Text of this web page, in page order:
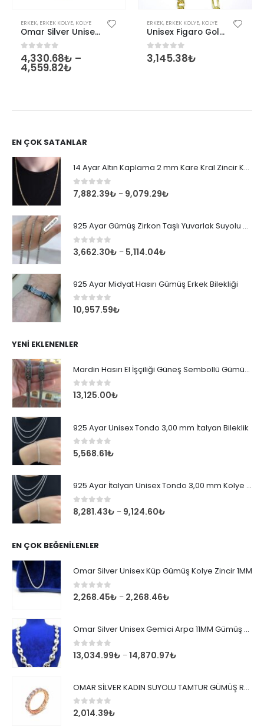
ERKEK, ERKEK KOLYE, KOLYE
Omar Silver Unisex Top 2,5 MM Gold Altın Kaplama Gümüş Kolye Zincir Omr7999
0out of 5
4,330.68₺ –
4,559.82₺
ERKEK, ERKEK KOLYE, KOLYE
Unisex Figaro Gold Altın Kaplama 925 Ayar Gümüş Zincir
0out of 5
3,145.38₺
EN ÇOK SATANLAR
14 Ayar Altın Kaplama 2 mm Kare Kral Zincir Kolye
0 out of 5
7,882.39₺ – 9,079.29₺
925 Ayar Gümüş Zirkon Taşlı Yuvarlak Suyolu Bileklik
0 out of 5
3,662.30₺ – 5,114.04₺
925 Ayar Midyat Hasırı Gümüş Erkek Bilekliği
0out of 5
10,957.59₺
YENI EKLENENLER
Mardin Hasırı El İşçiliği Güneş Sembollü Gümüş Erkek Bileklik
0out of 5
13,125.00₺
925 Ayar Unisex Tondo 3,00 mm İtalyan Bileklik
0 out of 5
5,568.61₺
925 Ayar İtalyan Unisex Tondo 3,00 mm Kolye Zincir
0 out of 5
8,281.43₺ – 9,124.60₺
EN ÇOK BEĞENILENLER
Omar Silver Unisex Küp Gümüş Kolye Zincir 1MM
0 out of 5
2,268.45₺ – 2,268.46₺
Omar Silver Unisex Gemici Arpa 11MM Gümüş Kolye Zincir
0out of 5
13,034.99₺ –14,870.97₺
OMAR SİLVER KADIN SUYOLU TAMTUR GÜMÜŞ ROSE YÜZÜK SU YOLU TAMTUR YÜZÜK Omr8149
0 out of 5
2,014.39₺